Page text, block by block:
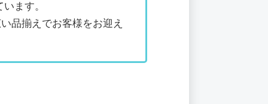
ます。
品揃えでお客様をお迎え